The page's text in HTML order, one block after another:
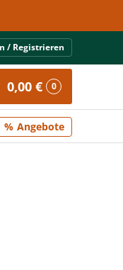
/ Registrieren
0,00 € 0
Angebote